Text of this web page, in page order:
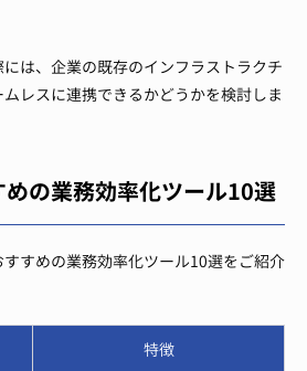
は、企業の既存のインフラストラクチ
レスに連携できるかどうかを検討しま
の業務効率化ツール10選
すめの業務効率化ツール10選をご紹介
特徴